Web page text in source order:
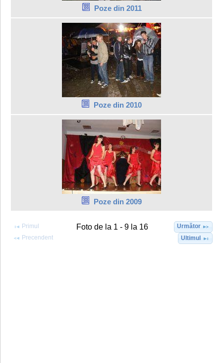
Poze din 2011
Poze din 2010
Poze din 2009
Primul
Precendent
Foto de la 1 - 9 la 16
Următor
Ultimul